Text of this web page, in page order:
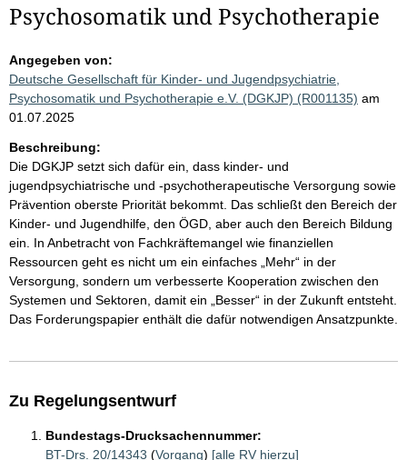
Psychosomatik und Psychotherapie
Angegeben von:
Deutsche Gesellschaft für Kinder- und Jugendpsychiatrie,
Psychosomatik und Psychotherapie e.V. (DGKJP) (R001135) am
01.07.2025
Beschreibung:
Die DGKJP setzt sich dafür ein, dass kinder- und
jugendpsychiatrische und -psychotherapeutische Versorgung sowie
Prävention oberste Priorität bekommt. Das schließt den Bereich der
Kinder- und Jugendhilfe, den ÖGD, aber auch den Bereich Bildung
ein. In Anbetracht von Fachkräftemangel wie finanziellen
Ressourcen geht es nicht um ein einfaches „Mehr“ in der
Versorgung, sondern um verbesserte Kooperation zwischen den
Systemen und Sektoren, damit ein „Besser“ in der Zukunft entsteht.
Das Forderungspapier enthält die dafür notwendigen Ansatzpunkte.
Zu Regelungsentwurf
Bundestags-Drucksachennummer:
BT-Drs. 20/14343 (Vorgang) [alle RV hierzu]